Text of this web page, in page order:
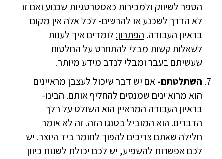
הספר לשיווק ולמכירות כאסטרטגיות שכנוע ואם זו
לא הדרך לשכנע או להרשים- לכל אלה אין מקום
בראיון העבודה. הפתרון: לומדים איך לענות
לשאלות קשות מבלי להתחרט על החלטות
שעשיתם בעבר ומבלי לנדב מידע מיותר.
השתלטתם-אם יש דבר שיכול לעצבן מראיינים
הוא מרואיינים שמנסים להחליף אותם. הבינו-
בראיון העבודה המראיין הוא השולט על הלך
הדברים. הוא המוביל בטנגו הזה. זה לא אומר
חלילה שאתם צריכים להפוך לחומר ביד היוצר. יש
לכם אפשרות להשפיע, יש לכם יכולת לשנות כיוון